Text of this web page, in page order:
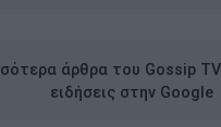
άρθρα του Gossip
ειδήσεις στην Google